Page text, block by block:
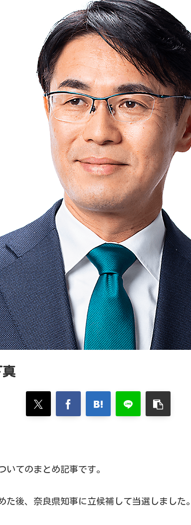
真
いてのまとめ記事です。
た後、奈良県知事に立候補して当選しました。